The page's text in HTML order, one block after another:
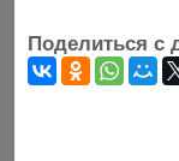
Поделиться с